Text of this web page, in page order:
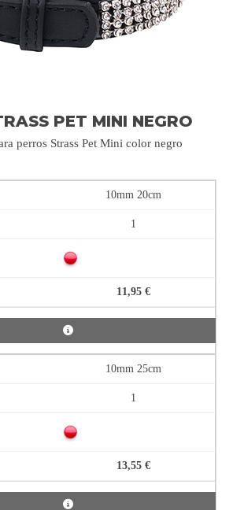
PET MINI NEGRO
perros Strass Pet Mini color negro
10mm 20cm
1
11,95 €
10mm 25cm
1
13,55 €